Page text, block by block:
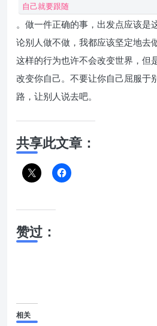
自己就要跟随
。做一件正确的事，出发点应该是
论别人做不做，我都应该坚定地去
这样的行为也许不会改变世界，但
改变你自己。不要让你自己屈服于
路，让别人说去吧。
共享此文章：
赞过：
相关